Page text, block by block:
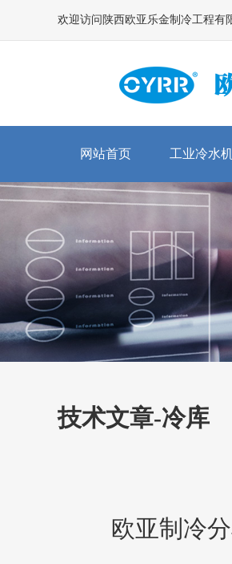
欢迎访问陕西欧亚乐金制冷工程有
网站首页 工业冷水
技术文章-冷库
欧亚制冷